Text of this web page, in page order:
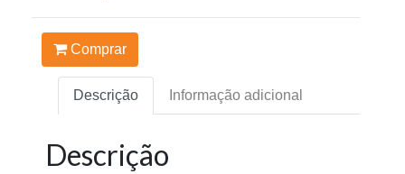
Comprar
Descrição Informação adicional
Descrição